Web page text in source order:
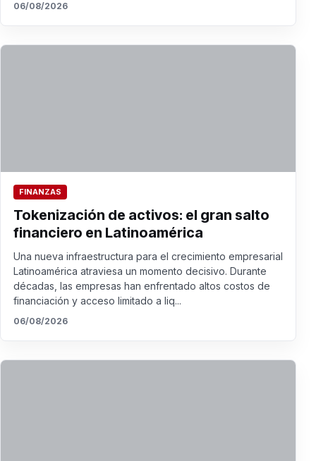
06/08/2026
FINANZAS
Tokenización de activos: el gran salto
financiero en Latinoamérica
Una nueva infraestructura para el crecimiento empresarial
Latinoamérica atraviesa un momento decisivo. Durante
décadas, las empresas han enfrentado altos costos de
financiación y acceso limitado a liq...
06/08/2026